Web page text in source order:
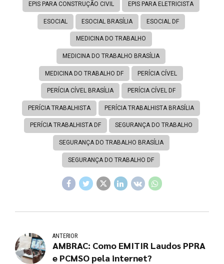
EPIS PARA CONSTRUÇÃO CIVIL EPIS PARA ELETRICISTA
ESOCIAL ESOCIAL BRASÍLIA ESOCIAL DF
MEDICINA DO TRABALHO
MEDICINA DO TRABALHO BRASÍLIA
MEDICINA DO TRABALHO DF PERÍCIA CÍVEL
PERÍCIA CÍVEL BRASÍLIA PERÍCIA CÍVEL DF
PERÍCIA TRABALHISTA PERÍCIA TRABALHISTA BRASÍLIA
PERÍCIA TRABALHISTA DF SEGURANÇA DO TRABALHO
SEGURANÇA DO TRABALHO BRASÍLIA
SEGURANÇA DO TRABALHO DF
ANTERIOR
AMBRAC: Como EMITIR Laudos PPRA
e PCMSO pela internet?